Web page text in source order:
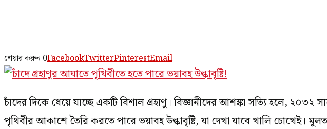
শেয়ার করুন 0FacebookTwitterPinterestEmail
চাঁদের দিকে ধেয়ে যাচ্ছে একটি বিশাল গ্রহাণু। বিজ্ঞানীদের আশঙ্কা সত্যি হলে,
পৃথিবীর আকাশে তৈরি করতে পারে ভয়াবহ উল্কাবৃষ্টি, যা দেখা যাবে খালি চোখেই।